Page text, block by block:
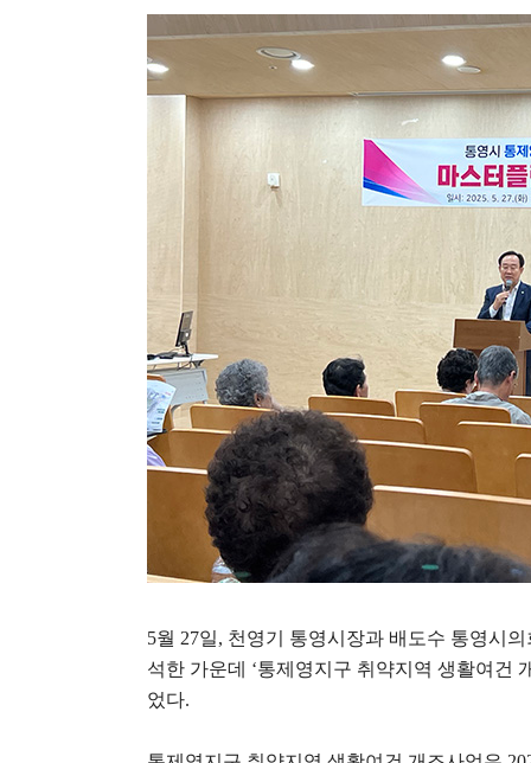
5월 27일, 천영기 통영시장과 배도수 통영시의
석한 가운데 ‘통제영지구 취약지역 생활여건
었다.